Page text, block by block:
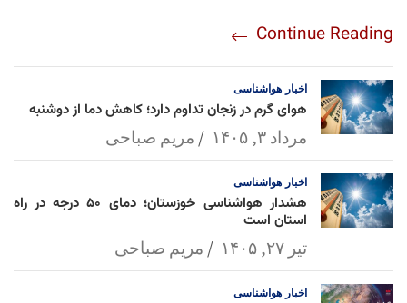
ok
Ap
p
Lin
k
l
Continue Reading
اخبار هواشناسی
هوای گرم در زنجان تداوم دارد؛ کاهش دما از دوشنبه
مرداد ۳, ۱۴۰۵ مریم صباحی
اخبار هواشناسی
هشدار هواشناسی خوزستان؛ دمای ۵۰ درجه در راه
استان است
تیر ۲۷, ۱۴۰۵ مریم صباحی
اخبار هواشناسی